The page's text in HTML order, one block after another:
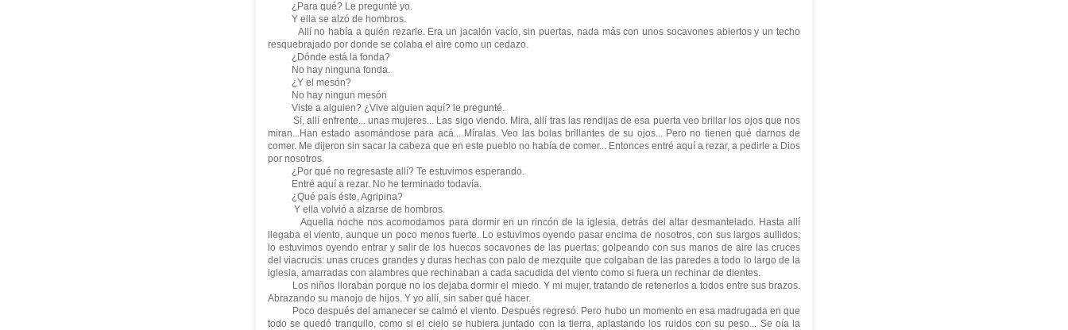
¿Para qué? Le pregunté yo.
Y ella se alzó de hombros.
Allí no había a quién rezarle. Era un jacalón vacío, sin puertas, nada más con unos socavones abiertos y un techo
resquebrajado por donde se colaba el aire como un cedazo.
¿Dónde está la fonda?
No hay ninguna fonda.
¿Y el mesón?
No hay ningun mesón
Viste a alguien? ¿Vive alguien aquí? le pregunté.
Sí, allí enfrente... unas mujeres... Las sigo viendo. Mira, allí tras las rendijas de esa puerta veo brillar los ojos que nos
miran...Han estado asomándose para acá... Míralas. Veo las bolas brillantes de su ojos... Pero no tienen qué darnos de
comer. Me dijeron sin sacar la cabeza que en este pueblo no había de comer... Entonces entré aquí a rezar, a pedirle a Dios
por nosotros.
¿Por qué no regresaste allí? Te estuvimos esperando.
Entré aquí a rezar. No he terminado todavía.
¿Qué país éste, Agripina?
 Y ella volvió a alzarse de hombros.
Aquella noche nos acomodamos para dormir en un rincón de la iglesia, detrás del altar desmantelado. Hasta allí
llegaba el viento, aunque un poco menos fuerte. Lo estuvimos oyendo pasar encima de nosotros, con sus largos aullidos;
lo estuvimos oyendo entrar y salir de los huecos socavones de las puertas; golpeando con sus manos de aire las cruces
del viacrucis: unas cruces grandes y duras hechas con palo de mezquite que colgaban de las paredes a todo lo largo de la
iglesia, amarradas con alambres que rechinaban a cada sacudida del viento como si fuera un rechinar de dientes.
Los niños lloraban porque no los dejaba dormir el miedo. Y mi mujer, tratando de retenerlos a todos entre sus brazos.
Abrazando su manojo de hijos. Y yo allí, sin saber qué hacer.
Poco después del amanecer se calmó el viento. Después regresó. Pero hubo un momento en esa madrugada en que
todo se quedó tranquilo, como si el cielo se hubiera juntado con la tierra, aplastando los ruidos con su peso... Se oía la